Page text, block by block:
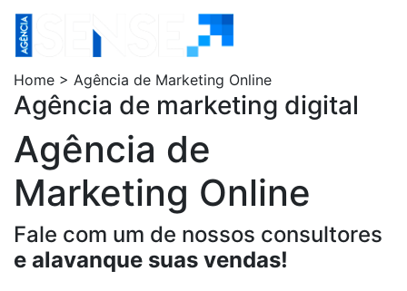
Home > Agência de Marketing Online
Agência de marketing digital
Agência de
Marketing Online
Fale com um de nossos consultores
e alavanque suas vendas!